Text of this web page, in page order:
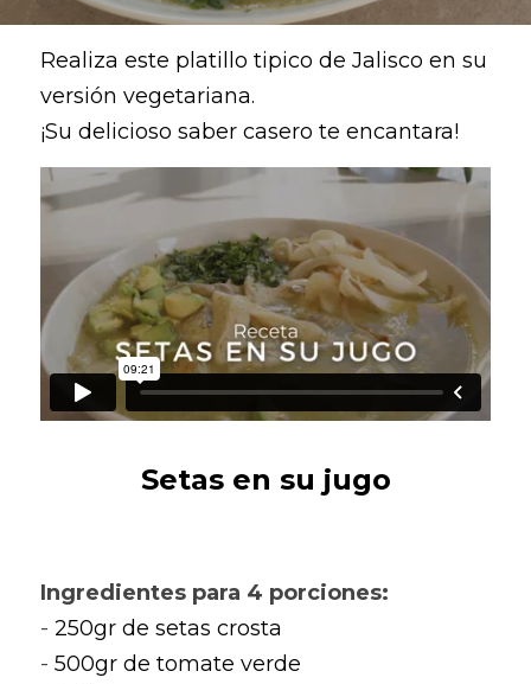
Realiza este platillo tipico de Jalisco en su
versión vegetariana.
¡Su delicioso saber casero te encantara!
Setas en su jugo
Ingredientes para 4 porciones:
- 250gr de setas crosta
- 500gr de tomate verde